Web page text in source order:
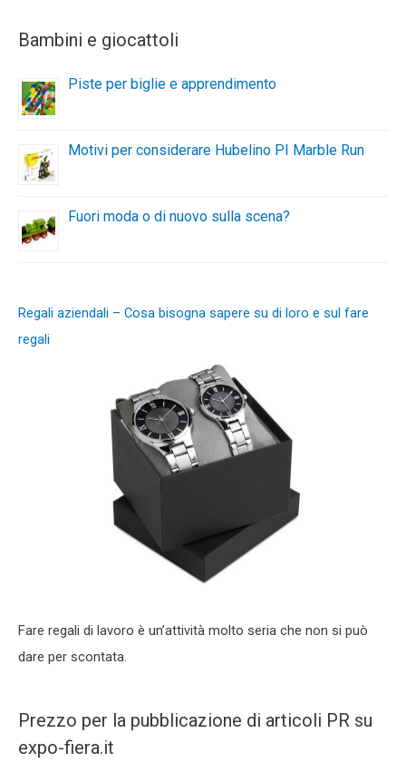
Bambini e giocattoli
Piste per biglie e apprendimento
Motivi per considerare Hubelino PI Marble Run
Fuori moda o di nuovo sulla scena?
Regali aziendali – Cosa bisogna sapere su di loro e sul fare
regali
Fare regali di lavoro è un’attività molto seria che non si può
dare per scontata.
Prezzo per la pubblicazione di articoli PR su
expo-fiera.it